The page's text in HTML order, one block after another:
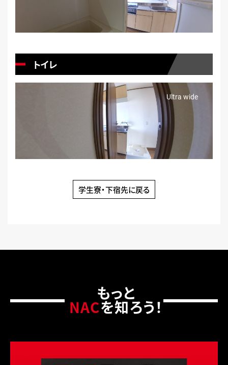
トイレ
学生寮・下宿先に戻る
もっと
NACを知ろう！